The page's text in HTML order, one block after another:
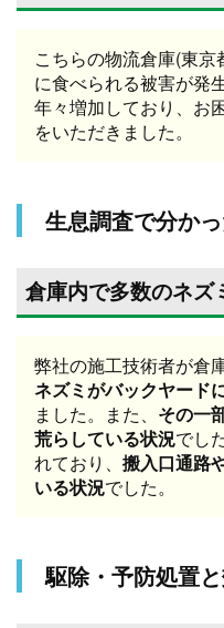
こちらの物流倉庫(東京
に食べられる被害が発
年々増加しており、お
をいただきました。
生息調査で分か
倉庫内で多数のネズ
弊社の施工技術者が倉
ネズミがバックヤード
ました。また、 その一
荒らしている状況でし
れており、 搬入口通路
いる状況でした。
駆除・予防処置